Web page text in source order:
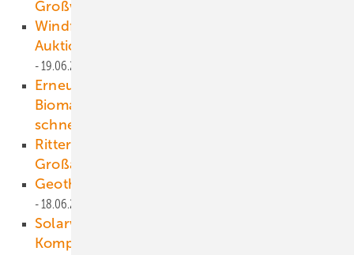
Großwärmepumpen
Windforce hakt 2024-Tief als Jahr falscher
Auktionsregeln ab und erwartet Wende
19.06.2025
Erneut überzeichnete
Biomasseausschreibung: Branche fordert
schnelle EEG-Reform
Ritter XL Solar stellt solarthermische
Großanlage in Leipzig fertig
Geothermie boomt in Niedersachsen
18.06.2025
Solarwatt, Tibber und Kiwigrid entwickeln
Komplettangebot für Solarinstallateure